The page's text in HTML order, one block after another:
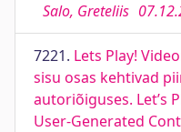
Salo, Greteliis
7221. Lets Play!
sisu osas kehtivad
autoriõiguses. Let’s
User-Generated